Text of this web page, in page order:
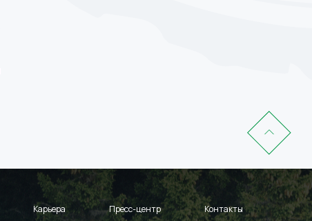
Карьера Пресс-центр Контакты